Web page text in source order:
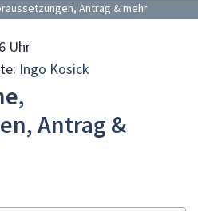
Antrag & mehr
Uhr
Ingo Kosick
Antrag &